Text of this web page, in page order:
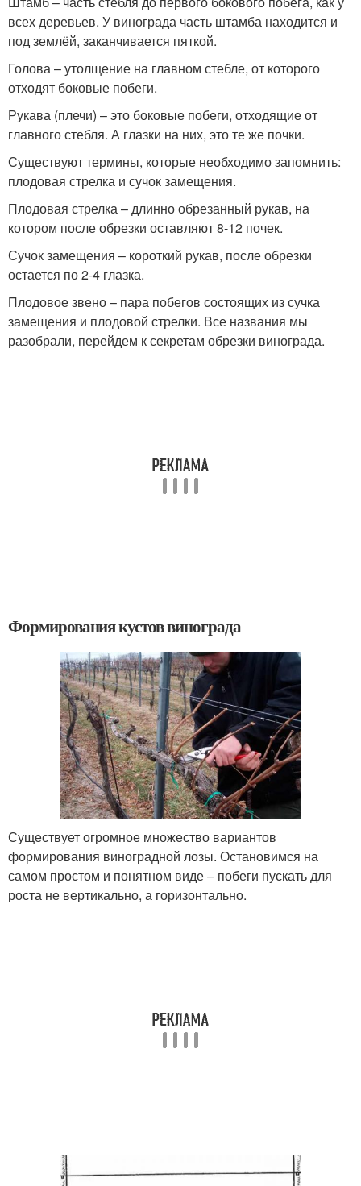
всех деревьев. У винограда часть штамба находится и
под землёй, заканчивается пяткой.
Голова – утолщение на главном стебле, от которого
отходят боковые побеги.
Рукава (плечи) – это боковые побеги, отходящие от
главного стебля. А глазки на них, это те же почки.
Существуют термины, которые необходимо запомнить:
плодовая стрелка и сучок замещения.
Плодовая стрелка – длинно обрезанный рукав, на
котором после обрезки оставляют 8-12 почек.
Сучок замещения – короткий рукав, после обрезки
остается по 2-4 глазка.
Плодовое звено – пара побегов состоящих из сучка
замещения и плодовой стрелки. Все названия мы
разобрали, перейдем к секретам обрезки винограда.
Формирования кустов винограда
Существует огромное множество вариантов
формирования виноградной лозы. Остановимся на
самом простом и понятном виде – побеги пускать для
роста не вертикально, а горизонтально.